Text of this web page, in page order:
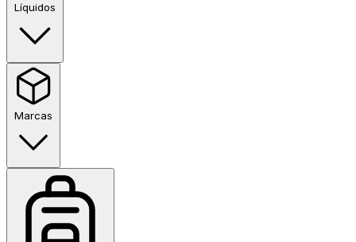
Líquidos
Marcas